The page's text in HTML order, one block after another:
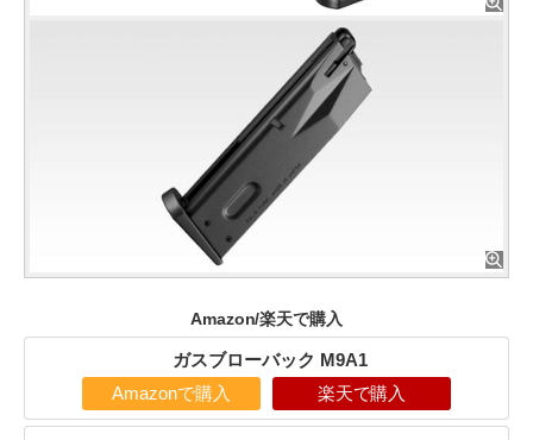
Amazon/楽天で購入
ガスブローバック M9A1
Amazonで購入 楽天で購入